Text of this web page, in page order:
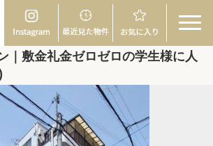
｜敷金礼金ゼロゼロの学生様に人